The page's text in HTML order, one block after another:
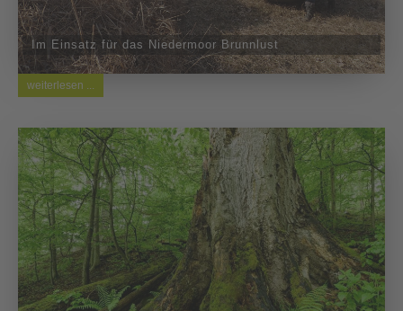
Im Einsatz für das Niedermoor Brunnlust
weiterlesen ...